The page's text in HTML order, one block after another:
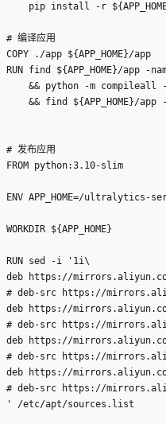
pip install -r
# 编译应用
COPY ./app ${APP_HOME}/app
RUN find ${APP_HOME}/app
&& python -m compileall
&& find ${APP_HOME}/app
# 发布应用
FROM python:3.10-slim
ENV APP_HOME=/ultralytics-
WORKDIR ${APP_HOME}
RUN sed -i '1i\
deb https://
# deb-src https://
deb https://
# deb-src https://
deb https://
# deb-src https://
deb https://
# deb-src https://
' /etc/apt/sources.list